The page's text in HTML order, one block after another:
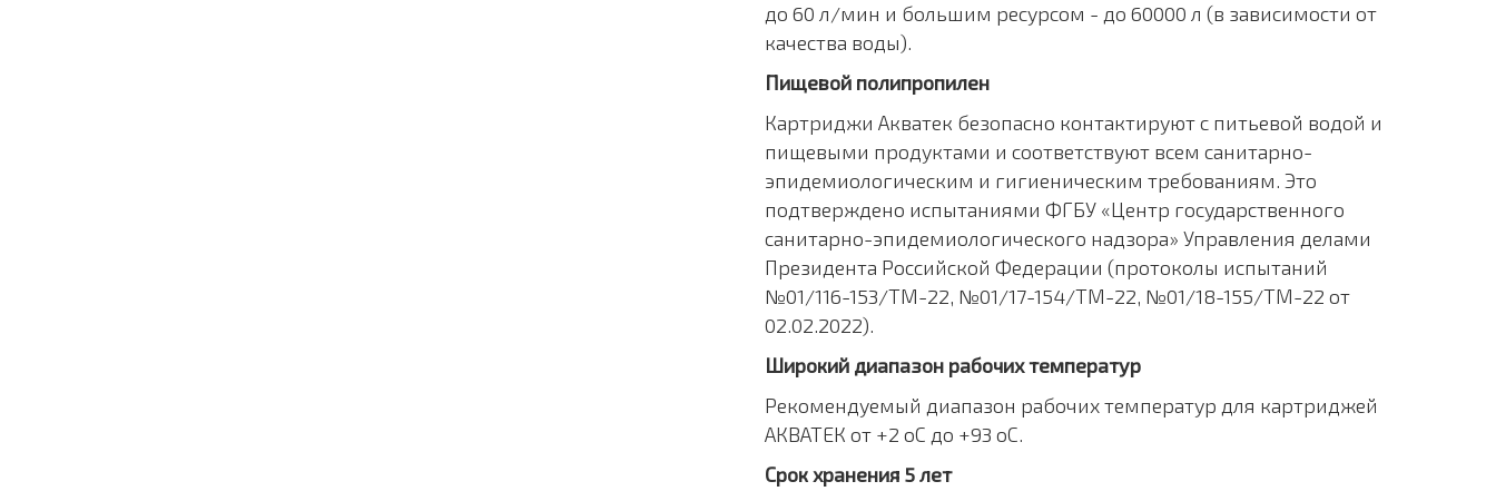
до 60 л/мин и большим ресурсом - до 60000 л (в зависимости от
качества воды).
Пищевой полипропилен
Картриджи Акватек безопасно контактируют с питьевой водой и
пищевыми продуктами и соответствуют всем санитарно-
эпидемиологическим и гигиеническим требованиям. Это
подтверждено испытаниями ФГБУ «Центр государственного
санитарно-эпидемиологического надзора» Управления делами
Президента Российской Федерации (протоколы испытаний
№01/116-153/ТМ-22, №01/17-154/ТМ-22, №01/18-155/ТМ-22 от
02.02.2022).
Широкий диапазон рабочих температур
Рекомендуемый диапазон рабочих температур для картриджей
АКВАТЕК от +2 оС до +93 оС.
Срок хранения 5 лет